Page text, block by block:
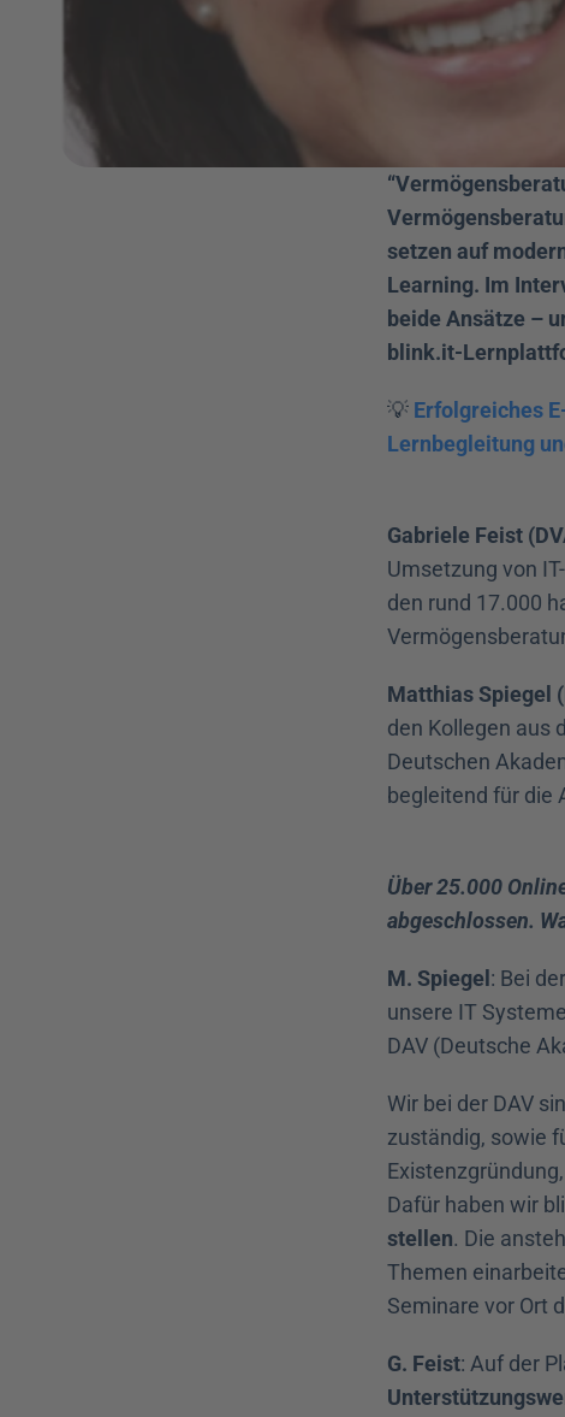
setzen auf
Learning. Im
beide Ansätze –
blink.it-
💡 Erfolgreiches
Lernbegleitung
Gabriele Feist
Umsetzung von
den rund 17.000
Matthias Spiegel
den Kollegen aus
Deutschen
begleitend für die
Über 25.000
abgeschlossen.
M. Spiegel : Bei
unsere IT
DAV (Deutsche
Wir bei der DAV
zuständig, sowie
Dafür haben wir
stellen. Die
Themen
Seminare vor Ort
G. Feist: Auf der